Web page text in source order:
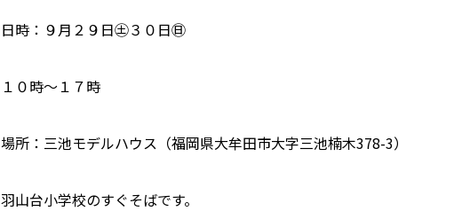
日時：９月２９日㊏３０日㊐
１０時～１７時
場所：三池モデルハウス（福岡県大牟田市大字三池楠木378-3）
羽山台小学校のすぐそばです。